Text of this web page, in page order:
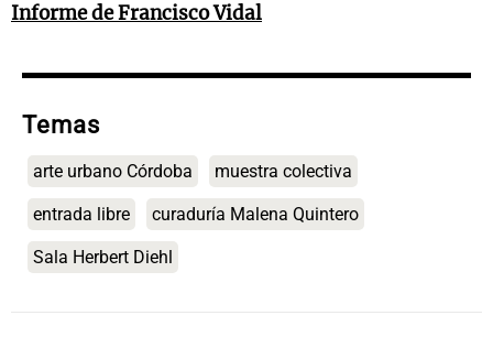
Informe de Francisco Vidal
Temas
arte urbano Córdoba muestra colectiva
entrada libre curaduría Malena Quintero
Sala Herbert Diehl